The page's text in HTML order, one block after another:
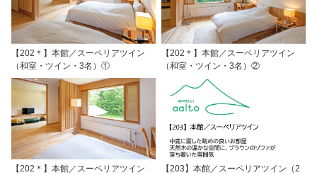
【202＊】本館／スーペリアツイン
（和室・ツイン・3名）①
【202＊】本館／スーペリアツイン
（和室・ツイン・3名）②
【202＊】本館／スーペリアツイン
【203】本館／スーペリアツイン（2